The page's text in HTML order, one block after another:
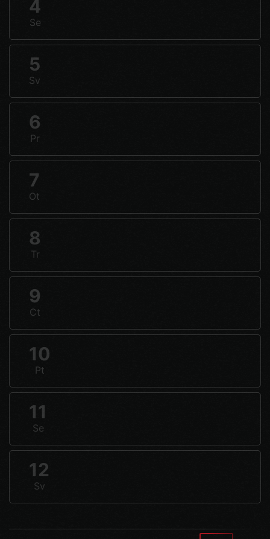
4
Se
5
Sv
6
Pr
7
Ot
8
Tr
9
Ct
10
Pt
11
Se
12
Sv